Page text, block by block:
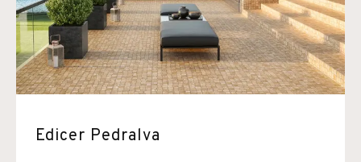
Edicer Pedralva